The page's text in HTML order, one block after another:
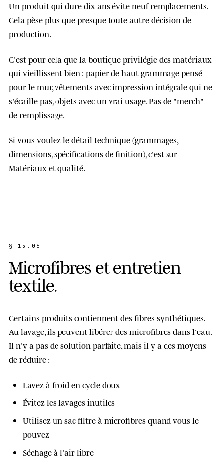
Un produit qui dure dix ans évite neuf remplacements.
Cela pèse plus que presque toute autre décision de
production.
C'est pour cela que la boutique privilégie des matériaux
qui vieillissent bien : papier de haut grammage pensé
pour le mur, vêtements avec impression intégrale qui ne
s'écaille pas, objets avec un vrai usage. Pas de "merch"
de remplissage.
Si vous voulez le détail technique (grammages,
dimensions, spécifications de finition), c'est sur
Matériaux et qualité.
§ 15.06
Microfibresetentretien
textile.
Certains produits contiennent des fibres synthétiques.
Au lavage, ils peuvent libérer des microfibres dans l'eau.
Il n'y a pas de solution parfaite, mais il y a des moyens
de réduire :
Lavez à froid en cycle doux
Évitez les lavages inutiles
Utilisez un sac filtre à microfibres quand vous le
pouvez
Séchage à l'air libre